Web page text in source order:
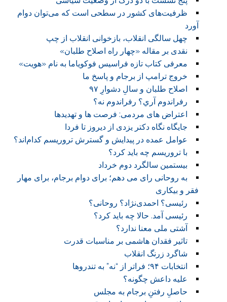
ظرفیت‌های کشور در سطحی است که می‌توان دوام
آورد
چهل سالگی انقلاب، بازخوانی انقلاب از چپ
نقدی بر مقاله «چهار راه اصلاح طلبان»
معرفی کتاب تازه فراسیس فوکویاما به نام «هویت»
خروج ترامپ از برجام و پاسخ ما
اصلاح طلبان و سالِ دشوارِ ۹۷
رفراندوم آري؟ رفراندوم نه؟
اعتراض های مردمی: فرصت ها و تهدیدها
جایگاه نگاه دکتر یزدی از دیروز تا فردا
عوامل عمده در پیدایش و گسترش تروریسم کدام‌اند؟
با تروریسم چه باید کرد؟
بیستمین سالگرد دوم خرداد
به روحانی رای می دهم؛ برای دوام برجام، برای مهار
فقر و بیکاری
رئیسی؟ احمدی‌نژاد؟ روحانی؟
رئیسی آمد. حالا چه باید کرد؟
آشتی ملی معنا ندارد؟
تاثیر فقدان هاشمی بر مناسبات قدرت
شاگرد زرنگ انقلاب
انتخابات ۹۴؛ فراتر از “نه” به تندروها
علیه داعش چگونه؟
حاصلِ رفتنِ برجام به مجلس